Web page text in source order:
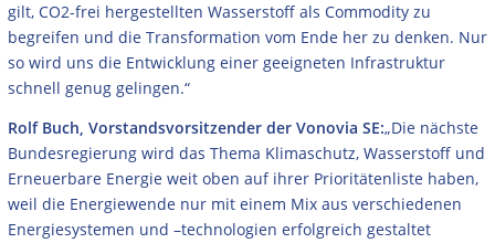
gilt, CO2-frei hergestellten Wasserstoff als Commodity zu
begreifen und die Transformation vom Ende her zu denken. Nur
so wird uns die Entwicklung einer geeigneten Infrastruktur
schnell genug gelingen.“
Rolf Buch, Vorstandsvorsitzender der Vonovia SE:„Die nächste
Bundesregierung wird das Thema Klimaschutz, Wasserstoff und
Erneuerbare Energie weit oben auf ihrer Prioritätenliste haben,
weil die Energiewende nur mit einem Mix aus verschiedenen
Energiesystemen und –technologien erfolgreich gestaltet